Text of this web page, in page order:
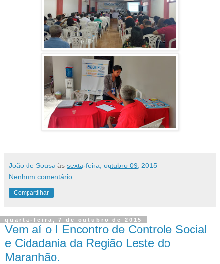
João de Sousa às sexta-feira, outubro 09, 2015
Nenhum comentário:
Compartilhar
quarta-feira, 7 de outubro de 2015
Vem aí o I Encontro de Controle Social
e Cidadania da Região Leste do
Maranhão.